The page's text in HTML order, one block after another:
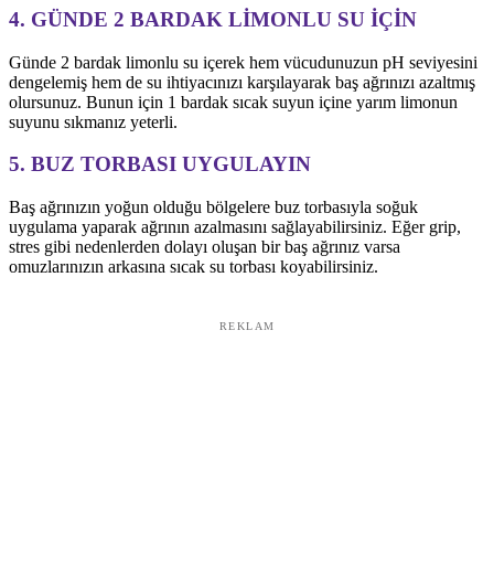
4. GÜNDE 2 BARDAK LİMONLU SU İÇİN
Günde 2 bardak limonlu su içerek hem vücudunuzun pH seviyesini
dengelemiş hem de su ihtiyacınızı karşılayarak baş ağrınızı azaltmış
olursunuz. Bunun için 1 bardak sıcak suyun içine yarım limonun
suyunu sıkmanız yeterli.
5. BUZ TORBASI UYGULAYIN
Baş ağrınızın yoğun olduğu bölgelere buz torbasıyla soğuk
uygulama yaparak ağrının azalmasını sağlayabilirsiniz. Eğer grip,
stres gibi nedenlerden dolayı oluşan bir baş ağrınız varsa
omuzlarınızın arkasına sıcak su torbası koyabilirsiniz.
REKLAM